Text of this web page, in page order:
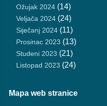
Ožujak 2024(14)
Veljača 2024(24)
Siječanj 2024(11)
Prosinac 2023 (13)
Studeni 2023 (21)
Listopad 2023 (24)
Mapa web stranice